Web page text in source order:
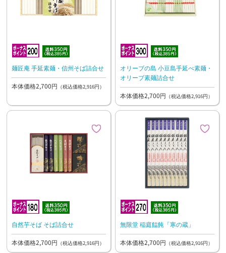
麺匠庵 手延素麺・信州そば詰合せ
本体価格2,700円 （税込価格2,916円）
オリーブの島 小豆島手延べ素麺・
オリーブ素麺詰合せ
本体価格2,700円 （税込価格2,916円）
自然芋そば そば詰合せ
本体価格2,700円 （税込価格2,916円）
無限堂 稲庭饂飩「寒の蔵」
本体価格2,700円 （税込価格2,916円）